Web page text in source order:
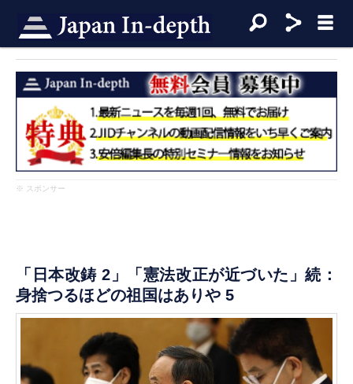
※ スポンサー
「日本改鋳 2」「憲法改正が近づいた」続：
身捨つるほどの祖国はありや 5